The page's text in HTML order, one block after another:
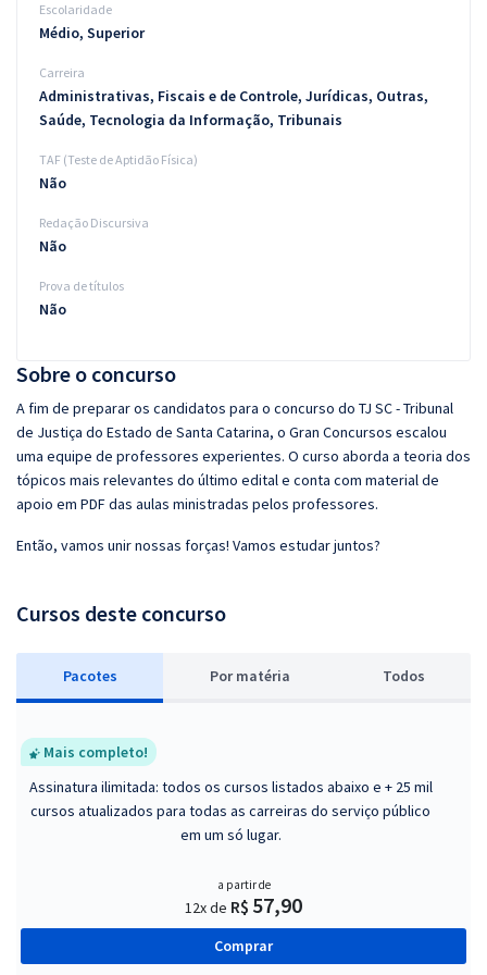
Sobre o concurso
A fim de preparar os candidatos para o concurso do TJ SC - Tribunal
de Justiça do Estado de Santa Catarina, o Gran Concursos escalou
uma equipe de professores experientes. O curso aborda a teoria dos
tópicos mais relevantes do último edital e conta com material de
apoio em PDF das aulas ministradas pelos professores.
Então, vamos unir nossas forças! Vamos estudar juntos?
Cursos deste concurso
Pacotes Por matéria Todos
Mais completo!
Assinatura ilimitada: todos os cursos listados abaixo e + 25 mil
cursos atualizados para todas as carreiras do serviço público
em um só lugar.
a partir de
12x de R$ 57,90
Comprar
Escolaridade
Médio, Superior
Carreira
Administrativas, Fiscais e de Controle, Jurídicas, Outras,
Saúde, Tecnologia da Informação, Tribunais
TAF (Teste de Aptidão Física)
Não
Redação Discursiva
Não
Prova de títulos
Não